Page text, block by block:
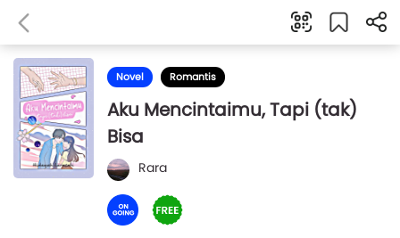
Novel Romantis
Aku Mencintaimu, Tapi (tak)
Bisa
Rara